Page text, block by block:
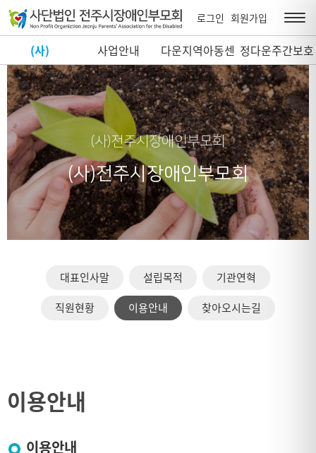
로그인 회원가입
(사)
전주시장애인부
모회
사업안내
다운지역아동센
터
정다운주간보호
센터
(사)전주시장애인부모회
(사)전주시장애인부모회
대표인사말 설립목적
기관연혁
직원현황
이용안내 찾아오시는길
이용안내
이용안내